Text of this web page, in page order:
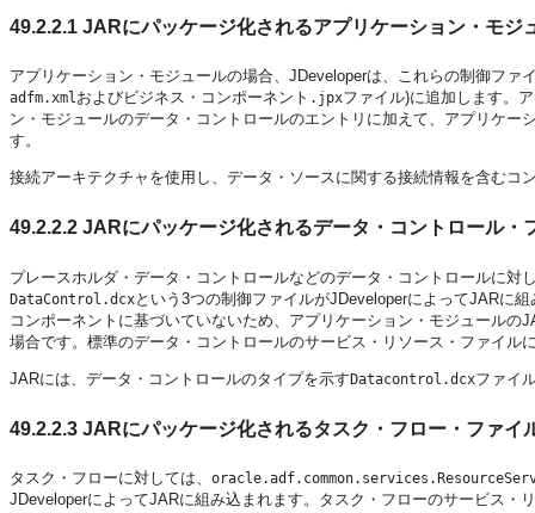
49.2.2.1 JARにパッケージ化されるアプリケーション・モジ
アプリケーション・モジュールの場合、JDeveloperは、これらの制御ファ
adfm.xmlおよびビジネス・コンポーネント .jpxファイル)に追加します。
ン・モジュールのデータ・コントロールのエントリに加えて、アプリケ
す。
接続アーキテクチャを使用し、データ・ソースに関する接続情報を含むコ
49.2.2.2 JARにパッケージ化されるデータ・コントロール・
プレースホルダ・データ・コントロールなどのデータ・コントロールに対
DataControl.dcxという3つの制御ファイルがJDeveloperによってJARに
コンポーネントに基づいていないため、アプリケーション・モジュール
場合です。標準のデータ・コントロールのサービス・リソース・ファイル
JARには、データ・コントロールのタイプを示す Datacontrol.dcxファイ
49.2.2.3 JARにパッケージ化されるタスク・フロー・ファイ
タスク・フローに対しては、
JDeveloperによってJARに組み込まれます。タスク・フローのサービス